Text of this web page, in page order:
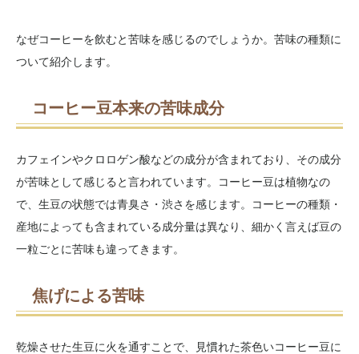
なぜコーヒーを飲むと苦味を感じるのでしょうか。苦味の種類に
ついて紹介します。
コーヒー豆本来の苦味成分
カフェインやクロロゲン酸などの成分が含まれており、その成分
が苦味として感じると言われています。コーヒー豆は植物なの
で、生豆の状態では青臭さ・渋さを感じます。コーヒーの種類・
産地によっても含まれている成分量は異なり、細かく言えば豆の
一粒ごとに苦味も違ってきます。
焦げによる苦味
乾燥させた生豆に火を通すことで、見慣れた茶色いコーヒー豆に